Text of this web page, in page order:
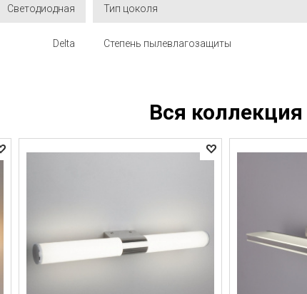
Светодиодная Тип цоколя
Delta Степень пылевлагозащиты
Вся коллекция